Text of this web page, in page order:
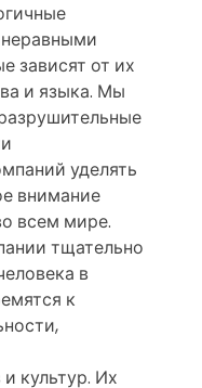
зависят от их
и языка. Мы
уделять
внимание
всем мире.
тщательно
в
к
культур. Их